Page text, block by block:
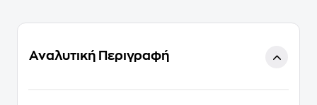
Αναλυτική Περιγραφή